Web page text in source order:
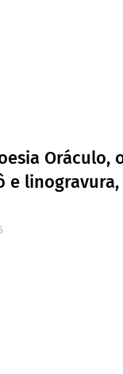
Oráculo,
e